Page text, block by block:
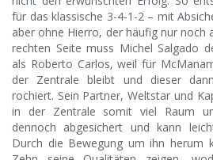
für das klassische 3-4-1-2 – mit
aber ohne Hierro, der häufig nur noch
rechten Seite muss Michel Salgado
als Roberto Carlos, weil für
der Zentrale bleibt und dieser
rochiert. Sein Partner, Weltstar und
in der Zentrale somit viel Raum
dennoch abgesichert und kann
Durch die Bewegung um ihn herum